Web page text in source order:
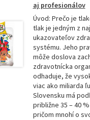
aj profesionálov
Úvod: Prečo je
tlak je jedným z
ukazovateľov
systému. Jeho
môže doslova
zdravotnícka
odhaduje, že
viac ako miliarda
Slovensku má
približne 35 – 40
pričom mnohí o